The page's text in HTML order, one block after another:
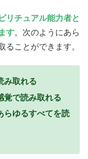
リチュアル能力者と
す。次のようにあら
ることができます。
み取れる
覚で読み取れる
らゆるすべてを読